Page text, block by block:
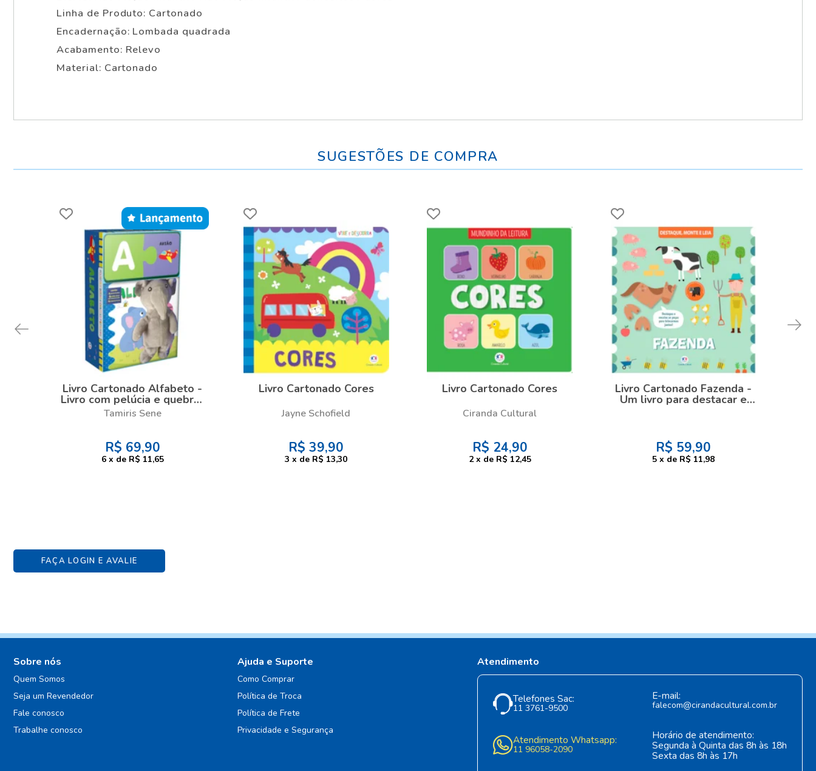
Linha de Produto: Cartonado
Encadernação: Lombada quadrada
Acabamento: Relevo
Material: Cartonado
SUGESTÕES DE COMPRA
Livro Cartonado Alfabeto -
Livro com pelúcia e quebra-
cabeça
Tamiris Sene
R$ 69,90
6 x de R$ 11,65
Livro Cartonado Cores
Jayne Schofield
R$ 39,90
3 x de R$ 13,30
Livro Cartonado Cores
Ciranda Cultural
R$ 24,90
2 x de R$ 12,45
Livro Cartonado Fazenda -
Um livro para destacar e
R$ 59,90
5 x de R$ 11,98
FAÇA LOGIN E AVALIE
Sobre nós
Quem Somos
Seja um Revendedor
Fale conosco
Trabalhe conosco
Ajuda e Suporte
Como Comprar
Política de Troca
Política de Frete
Privacidade e Segurança
Atendimento
Telefones Sac:
11 3761-9500
E-mail:
falecom@cirandacultural.com.br
Atendimento Whatsapp:
11 96058-2090
Horário de atendimento:
Segunda à Quinta das 8h às 18h
Sexta das 8h às 17h